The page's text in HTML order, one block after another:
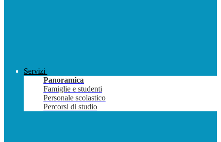
Servizi
Panoramica
Famiglie e studenti
Personale scolastico
Percorsi di studio